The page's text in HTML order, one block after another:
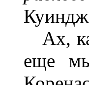
Ах,
еще